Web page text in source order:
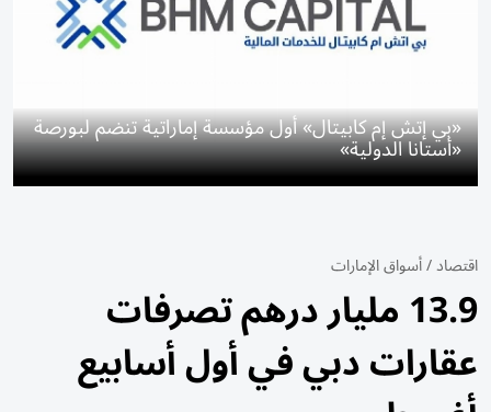
«بي إتش إم كابيتال» أول مؤسسة إماراتية تنضم لبورصة
«أستانا الدولية»
اقتصاد/أسواق الإمارات
13.9 مليار درهم تصرفات
عقارات دبي في أول أسابيع